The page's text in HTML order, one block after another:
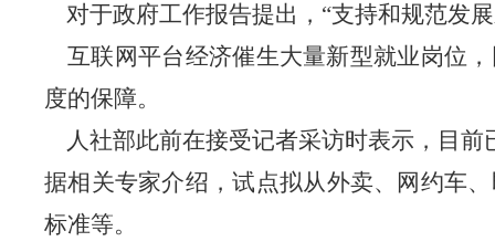
对于政府工作报告提出，“支持和规范发
互联网平台经济催生大量新型就业岗位
度的保障。
人社部此前在接受记者采访时表示，目前
据相关专家介绍，试点拟从外卖、网约车
标准等。